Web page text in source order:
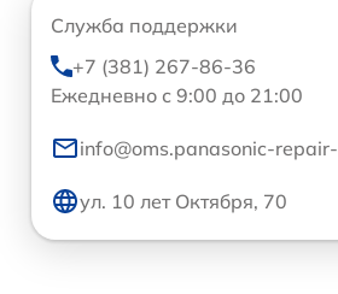
Служба поддержки
+7 (381) 267-86-36
Ежедневно с 9:00 до 21:00
info@oms.panasonic-
ул. 10 лет Октября, 70